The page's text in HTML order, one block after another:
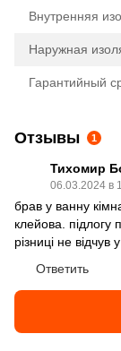
Внутренняя
Наружная
Гарантийный
Отзывы 1
Тихомир
06.03.2024 в
брав у ванну
клейова. підлогу
різниці не відчув
Ответить